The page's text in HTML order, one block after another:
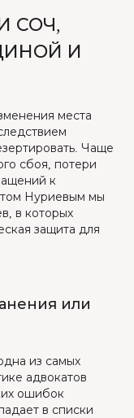
СОЧ,
И
места
Чаще
сбоя, потери
к
Нуриевым мы
в которых
защита для
или
из самых
адвокатов
ошибок
в списки